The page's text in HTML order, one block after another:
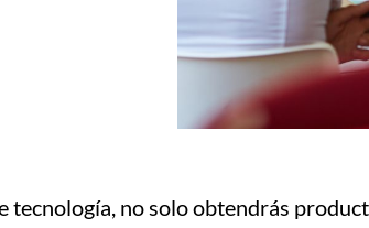
no solo obtendrás